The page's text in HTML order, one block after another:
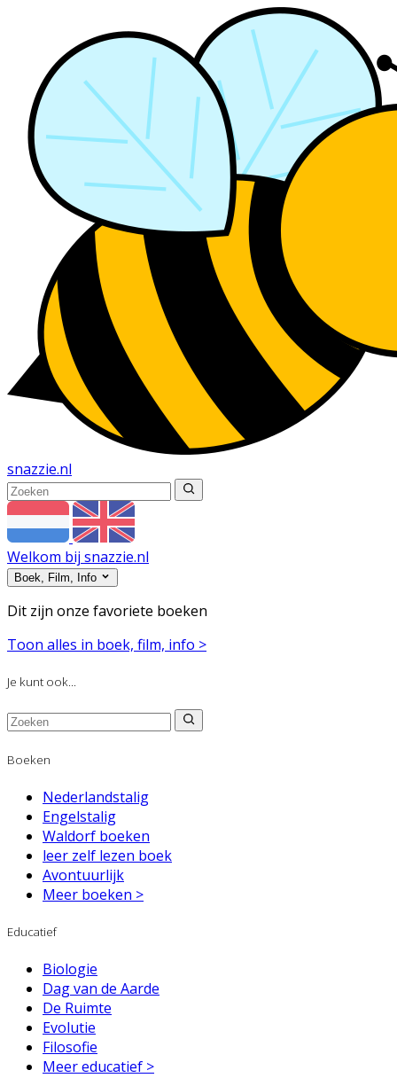
snazzie.nl
Welkom bij snazzie.nl
Boek, Film, Info
Dit zijn onze favoriete boeken
Toon alles in boek, film, info >
Je kunt ook...
Boeken
Nederlandstalig
Engelstalig
Waldorf boeken
leer zelf lezen boek
Avontuurlijk
Meer boeken >
Educatief
Biologie
Dag van de Aarde
De Ruimte
Evolutie
Filosofie
Meer educatief >